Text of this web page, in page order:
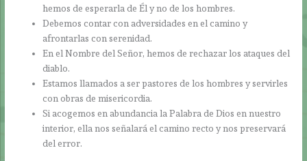
hemos de esperarla de Él y no de los hombres.
Debemos contar con adversidades en el camino y
afrontarlas con serenidad.
En el Nombre del Señor, hemos de rechazar los ataques del
diablo.
Estamos llamados a ser pastores de los hombres y servirles
con obras de misericordia.
Si acogemos en abundancia la Palabra de Dios en nuestro
interior, ella nos señalará el camino recto y nos preservará
del error.